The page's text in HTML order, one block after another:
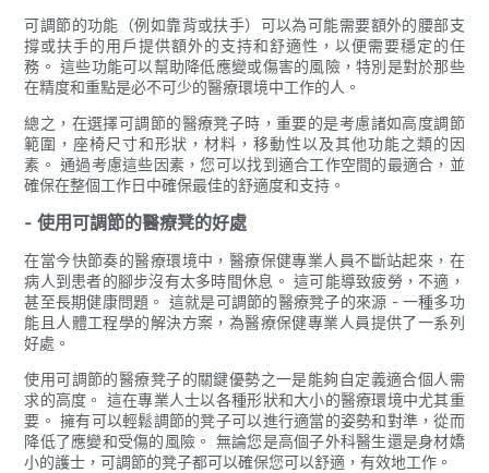
可調節的功能（例如靠背或扶手）可以為可能需要額外的腰部支
撐或扶手的用戶提供額外的支持和舒適性，以便需要穩定的任
務。 這些功能可以幫助降低應變或傷害的風險，特別是對於那些
在精度和重點是必不可少的醫療環境中工作的人。
總之，在選擇可調節的醫療凳子時，重要的是考慮諸如高度調節
範圍，座椅尺寸和形狀，材料，移動性以及其他功能之類的因
素。 通過考慮這些因素，您可以找到適合工作空間的最適合，並
確保在整個工作日中確保最佳的舒適度和支持。
- 使用可調節的醫療凳的好處
在當今快節奏的醫療環境中，醫療保健專業人員不斷站起來，在
病人到患者的腳步沒有太多時間休息。 這可能導致疲勞，不適，
甚至長期健康問題。 這就是可調節的醫療凳子的來源 - 一種多功
能且人體工程學的解決方案，為醫療保健專業人員提供了一系列
好處。
使用可調節的醫療凳子的關鍵優勢之一是能夠自定義適合個人需
求的高度。 這在專業人士以各種形狀和大小的醫療環境中尤其重
要。 擁有可以輕鬆調節的凳子可以進行適當的姿勢和對準，從而
降低了應變和受傷的風險。 無論您是高個子外科醫生還是身材嬌
小的護士，可調節的凳子都可以確保您可以舒適，有效地工作。